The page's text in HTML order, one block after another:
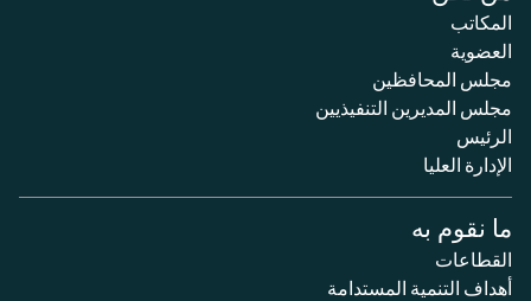
المكاتب
العضوية
مجلس المحافظين
مجلس المديرين التنفيذيين
الرئيس
الإدارة العليا
ما نقوم به
القطاعات
أهداف التنمية المستدامة